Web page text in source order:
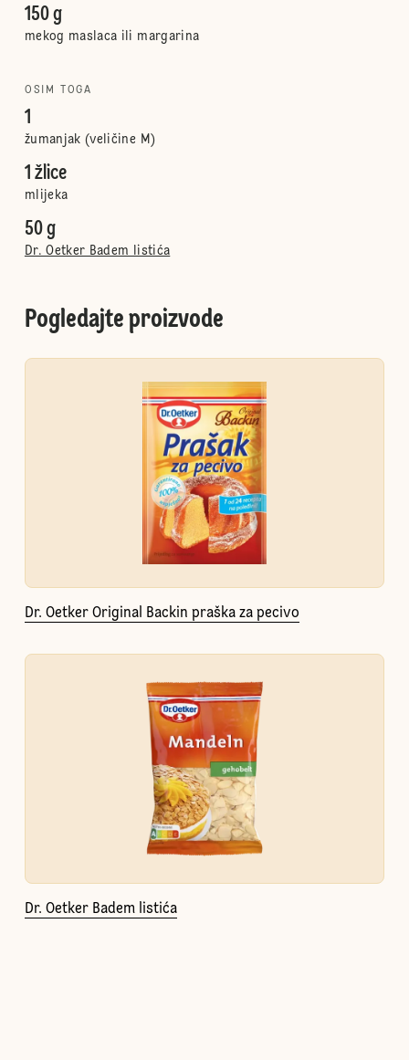
150 g
mekog maslaca ili margarina
OSIM TOGA
1
žumanjak (veličine M)
1 žlice
mlijeka
50 g
Dr. Oetker Badem listića
Pogledajte proizvode
Dr. Oetker Original Backin praška za pecivo
Dr. Oetker Badem listića